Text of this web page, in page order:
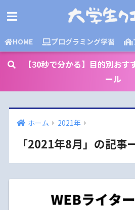
HOME プログラミング学習
【30秒で分かる】目的別おす
ール
ホーム 2021年
「2021年8月」の記事